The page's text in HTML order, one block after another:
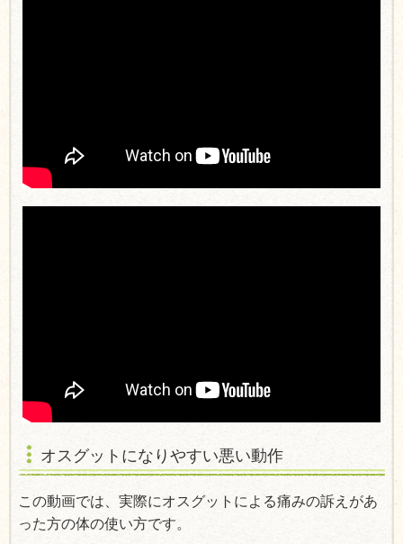
オスグットになりやすい悪い動作
この動画では、実際にオスグットによる痛みの訴えがあ
った方の体の使い方です。